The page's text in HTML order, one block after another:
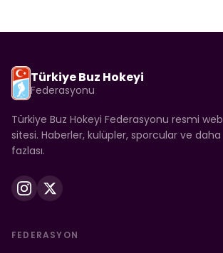
Türkiye Buz Hokeyi
Federasyonu
Türkiye Buz Hokeyi Federasyonu resmi web
sitesi. Haberler, kulüpler, sporcular ve daha
fazlası.
FEDERASYON